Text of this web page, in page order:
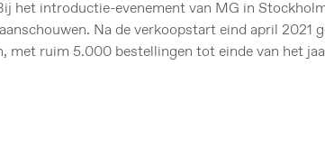
het introductie-evenement van MG in
Na de verkoopstart eind april 2021
met ruim 5.000 bestellingen tot einde van het